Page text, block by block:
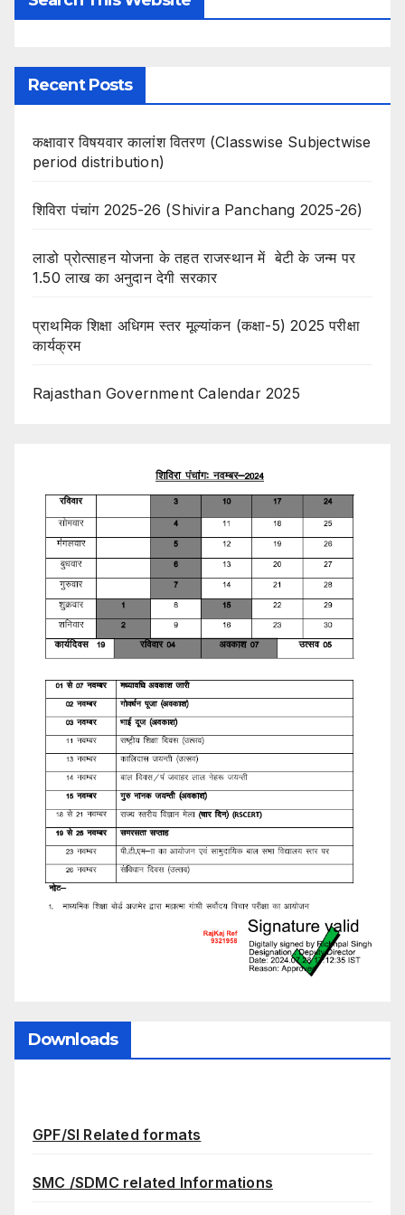
Recent Posts
कक्षावार विषयवार कालांश वितरण (Classwise Subjectwise
period distribution)
शिविरा पंचांग 2025-26 (Shivira Panchang 2025-26)
लाडो प्रोत्साहन योजना के तहत राजस्थान में बेटी के जन्म पर
1.50 लाख का अनुदान देगी सरकार
प्राथमिक शिक्षा अधिगम स्तर मूल्यांकन (कक्षा-5) 2025 परीक्षा
कार्यक्रम
Rajasthan Government Calendar 2025
Downloads
GPF/SI Related formats
SMC /SDMC related Informations